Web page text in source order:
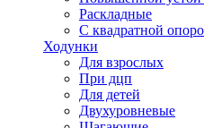
Раскладные
С квадратной
Ходунки
Для взрослых
При дцп
Для детей
Двухуровневые